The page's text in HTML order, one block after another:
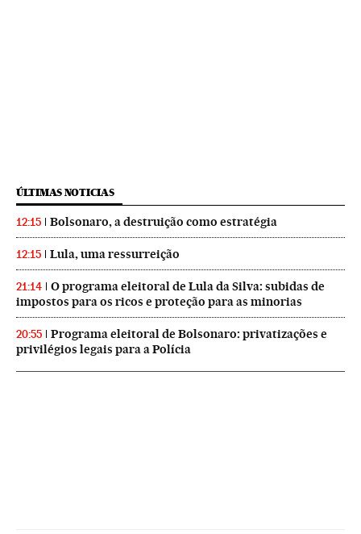
ÚLTIMAS NOTICIAS
12:15 Bolsonaro, a destruição como estratégia
12:15 Lula, uma ressurreição
21:14
O programa eleitoral de Lula da Silva: subidas de
impostos para os ricos e proteção para as minorias
20:55
Programa eleitoral de Bolsonaro: privatizações e
privilégios legais para a Polícia